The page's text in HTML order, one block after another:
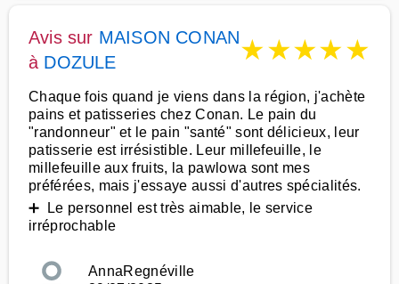
Avis sur MAISON CONAN
à DOZULE ★★★★★
Chaque fois quand je viens dans la région, j'achète
pains et patisseries chez Conan. Le pain du
"randonneur" et le pain "santé" sont délicieux, leur
patisserie est irrésistible. Leur millefeuille, le
millefeuille aux fruits, la pawlowa sont mes
préférées, mais j'essaye aussi d'autres spécialités.
➕ Le personnel est très aimable, le service
irréprochable
AnnaRegnéville